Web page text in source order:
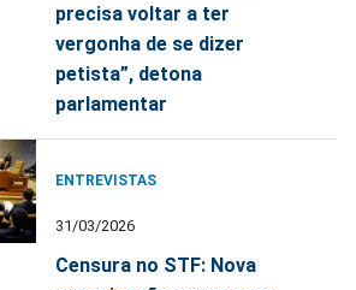
precisa voltar a ter
vergonha de se dizer
petista”, detona
parlamentar
ENTREVISTAS
31/03/2026
Censura no STF: Nova